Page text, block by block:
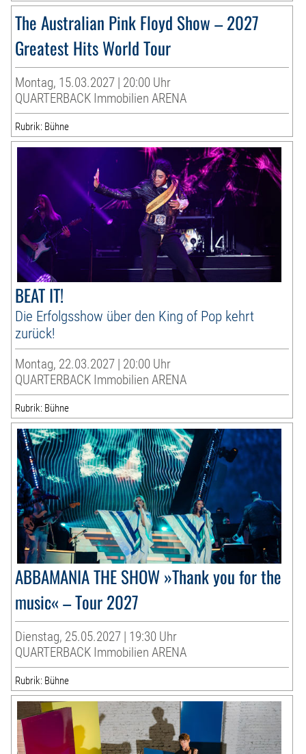
The Australian Pink Floyd Show – 2027
Greatest Hits World Tour
Montag, 15.03.2027 | 20:00 Uhr
QUARTERBACK Immobilien ARENA
Rubrik: Bühne
BEAT IT!
Die Erfolgsshow über den King of Pop kehrt
zurück!
Montag, 22.03.2027 | 20:00 Uhr
QUARTERBACK Immobilien ARENA
Rubrik: Bühne
ABBAMANIA THE SHOW »Thank you for the
music« – Tour 2027
Dienstag, 25.05.2027 | 19:30 Uhr
QUARTERBACK Immobilien ARENA
Rubrik: Bühne